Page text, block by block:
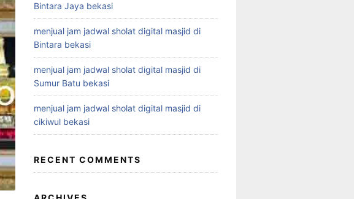
Bintara Jaya bekasi
menjual jam jadwal sholat digital masjid di
Bintara bekasi
menjual jam jadwal sholat digital masjid di
Sumur Batu bekasi
menjual jam jadwal sholat digital masjid di
cikiwul bekasi
RECENT COMMENTS